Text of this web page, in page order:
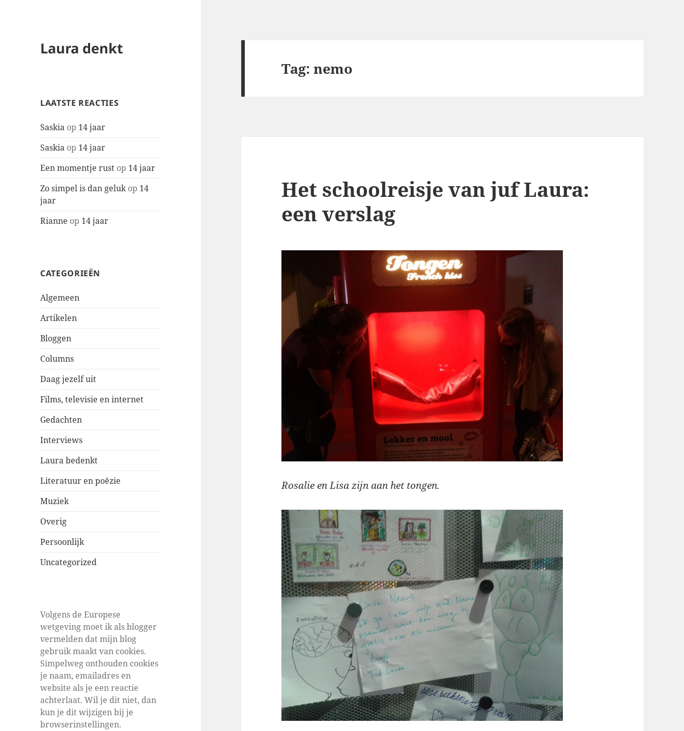
Laura denkt
LAATSTE REACTIES
Saskia op 14 jaar
Saskia op 14 jaar
Een momentje rust op 14 jaar
Zo simpel is dan gelukop 14
jaar
Rianne op 14 jaar
CATEGORIEËN
Algemeen
Artikelen
Bloggen
Columns
Daag jezelf uit
Films, televisie en internet
Gedachten
Interviews
Laura bedenkt
Literatuur en poëzie
Muziek
Overig
Persoonlijk
Uncategorized
Volgens de Europese
wetgeving moet ik als blogger
vermelden dat mijn blog
gebruik maakt van cookies.
Simpelweg onthouden cookies
je naam, emailadres en
website als je een reactie
achterlaat. Wil je dit niet, dan
kun je dit wijzigen bij je
browserinstellingen.
Tag:nemo
Het schoolreisje van juf Laura:
een verslag
Rosalie en Lisa zijn aan het tongen.